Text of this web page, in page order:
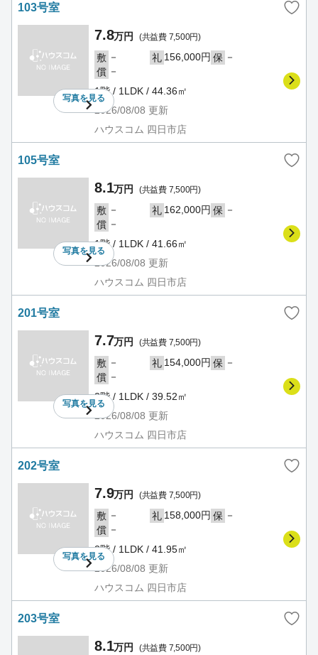
103号室
写真を見る
7.8万円 (共益費 7,500円)
敷 － 礼 156,000円 保 －
償 －
1階 / 1LDK / 44.36㎡
2026/08/08 更新
ハウスコム 四日市店
105号室
写真を見る
8.1万円 (共益費 7,500円)
敷 － 礼 162,000円 保 －
償 －
1階 / 1LDK / 41.66㎡
2026/08/08 更新
ハウスコム 四日市店
201号室
写真を見る
7.7万円 (共益費 7,500円)
敷 － 礼 154,000円 保 －
償 －
2階 / 1LDK / 39.52㎡
2026/08/08 更新
ハウスコム 四日市店
202号室
写真を見る
7.9万円 (共益費 7,500円)
敷 － 礼 158,000円 保 －
償 －
2階 / 1LDK / 41.95㎡
2026/08/08 更新
ハウスコム 四日市店
203号室
8.1万円 (共益費 7,500円)